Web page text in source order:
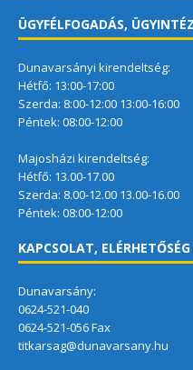
ÜGYFÉLFOGADÁS,
Dunavarsányi kirendeltség:
Hétfő: 13:00-17:00
Szerda: 8:00-12:00 13:00-16:00
Péntek: 08:00-12:00
Majosházi kirendeltség:
Hétfő: 13.00-17.00
Szerda: 8.00-12.00 13.00-16.00
Péntek: 08:00-12:00
KAPCSOLAT, ELÉRHETŐSÉG
Dunavarsány:
0624-521-040
0624-521-056 Fax
titkarsag@dunavarsany.hu